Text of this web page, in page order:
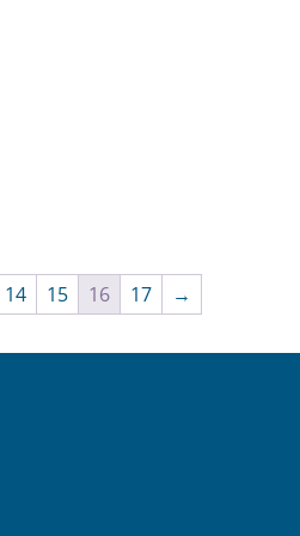
14 15 16 17 →